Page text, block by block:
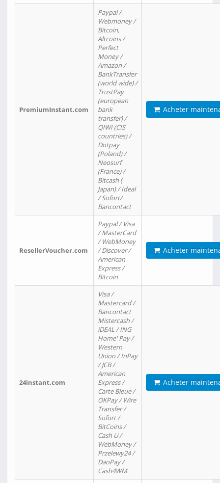
PremiumInstant.com
Paypal /
Webmoney /
Bitcoin,
Altcoins /
Perfect
Money /
Amazon /
BankTransfer
(world wide) /
TrustPay
(european
bank
transfer) /
QIWI (CIS
countries) /
Dotpay
(Poland) /
Neosurf
(France) /
Bitcash (
Japan) / Ideal
/ Sofort/
Bancontact
Acheter
ResellerVoucher.com
Paypal / Visa
/ MasterCard
/ WebMoney
/ Discover /
American
Express /
Bitcoin
Acheter
24instant.com
Visa /
Mastercard /
Bancontact
Mistercash /
iDEAL / ING
Home' Pay /
Western
Union / InPay
/ JCB /
American
Express /
Carte Bleue /
OKPay / Wire
Transfer /
Sofort /
BitCoins /
Cash U /
WebMoney /
Przelewy24 /
DaoPay /
Cash4WM
Acheter